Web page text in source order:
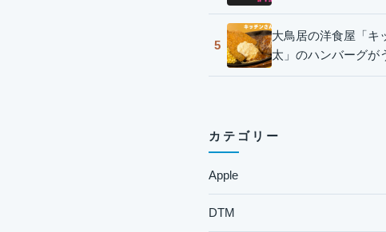
5
大鳥居の洋食屋「キ
太」のハンバーグが
カテゴリー
Apple
DTM